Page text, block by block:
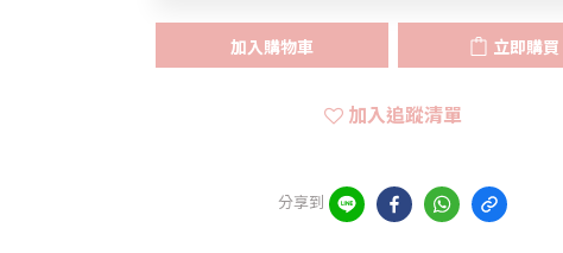
加入購物車 立即購買
加入追蹤清單
分享到